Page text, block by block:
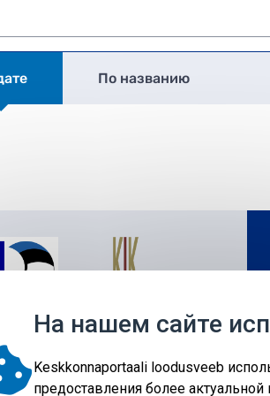
По названию
На нашем сайте
Keskkonnaportaali loodusveeb
предоставления более